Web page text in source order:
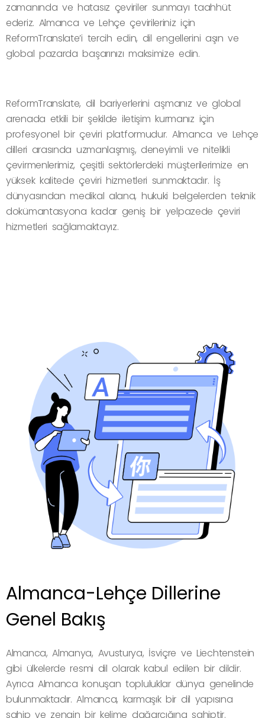
zamanında ve hatasız çeviriler sunmayı taahhüt
ederiz. Almanca ve Lehçe çevirileriniz için
ReformTranslate’i tercih edin, dil engellerini aşın ve
global pazarda başarınızı maksimize edin.
ReformTranslate, dil bariyerlerini aşmanız ve global
arenada etkili bir şekilde iletişim kurmanız için
profesyonel bir çeviri platformudur. Almanca ve Lehçe
dilleri arasında uzmanlaşmış, deneyimli ve nitelikli
çevirmenlerimiz, çeşitli sektörlerdeki müşterilerimize en
yüksek kalitede çeviri hizmetleri sunmaktadır. İş
dünyasından medikal alana, hukuki belgelerden teknik
dokümantasyona kadar geniş bir yelpazede çeviri
hizmetleri sağlamaktayız.
Almanca-Lehçe Dillerine
Genel Bakış
Almanca, Almanya, Avusturya, İsviçre ve Liechtenstein
gibi ülkelerde resmi dil olarak kabul edilen bir dildir.
Ayrıca Almanca konuşan topluluklar dünya genelinde
bulunmaktadır. Almanca, karmaşık bir dil yapısına
sahip ve zengin bir kelime dağarcığına sahiptir.